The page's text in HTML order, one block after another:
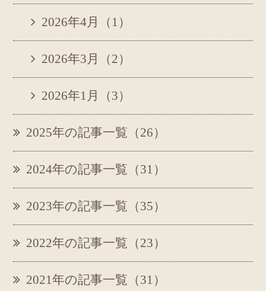
2026年4月（1）
2026年3月（2）
2026年1月（3）
2025年の記事一覧（26）
2024年の記事一覧（31）
2023年の記事一覧（35）
2022年の記事一覧（23）
2021年の記事一覧（31）